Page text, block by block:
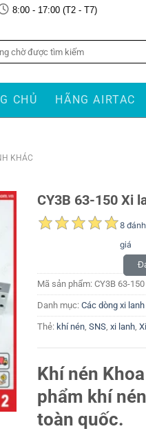
8:00 - 17:00 (T2 - T7)
CHỦ HÃNG AIRTAC
KHÁC
CY3B 63-150 Xi
8 đánh
giá
Mã sản phẩm: CY3B 63-150
Danh mục: Các dòng xi
Thẻ: khí nén, SNS, xi lanh,
Khí nén
phẩm khí
toàn quốc.